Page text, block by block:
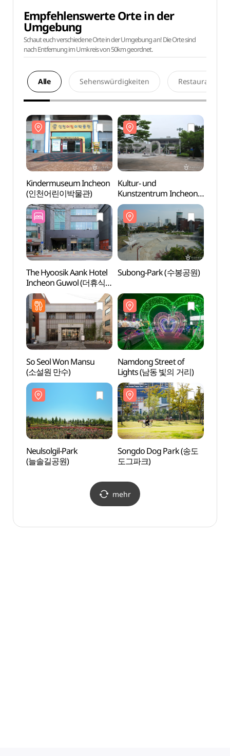
Empfehlenswerte Orte in der
Umgebung
Schaut euch verschiedene Orte in der Umgebung an! Die Orte sind
nach Entfernung im Umkreis von 50km geordnet.
Alle Sehenswürdigkeiten Restaurants
Kindermuseum Incheon
(인천어린이박물관)
Kultur- und
Kunstzentrum Incheon
(인천문화예술회관)
The Hyoosik Aank Hotel
Incheon Guwol (더휴식
아늑호텔 인천구월점)
Subong-Park (수봉공원)
So Seol Won Mansu
(소설원 만수)
Namdong Street of
Lights (남동 빛의 거리)
Neulsolgil-Park
(늘솔길공원)
Songdo Dog Park (송도
도그파크)
mehr